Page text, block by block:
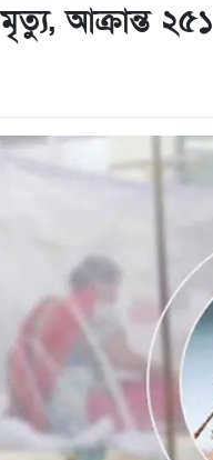
আক্রান্ত ২৫১